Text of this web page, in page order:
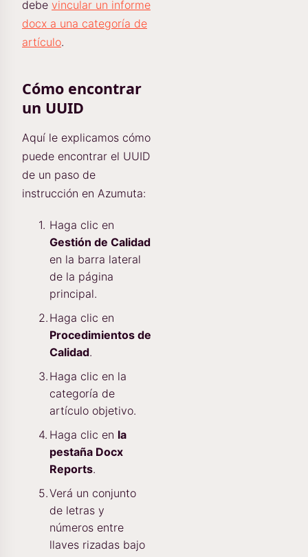
debe vincular un informe
docx a una categoría de
artículo.
Cómo encontrar
un UUID
Aquí le explicamos cómo
puede encontrar el UUID
de un paso de
instrucción en Azumuta:
Haga clic en
Gestión de Calidad
en la barra lateral
de la página
principal.
Haga clic en
Procedimientos de
Calidad.
Haga clic en la
categoría de
artículo objetivo.
Haga clic en la
pestaña Docx
Reports.
Verá un conjunto
de letras y
números entre
llaves rizadas bajo